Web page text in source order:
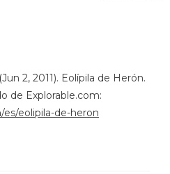
(Jun 2, 2011). Eolípila de Herón.
de Explorable.com:
eolipila-de-heron